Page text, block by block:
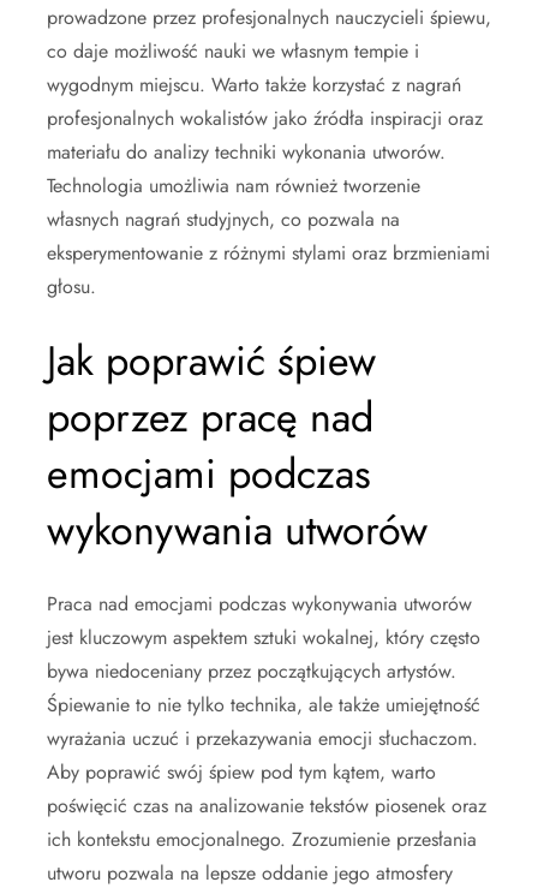
prowadzone przez profesjonalnych nauczycieli śpiewu,
co daje możliwość nauki we własnym tempie i
wygodnym miejscu. Warto także korzystać z nagrań
profesjonalnych wokalistów jako źródła inspiracji oraz
materiału do analizy techniki wykonania utworów.
Technologia umożliwia nam również tworzenie
własnych nagrań studyjnych, co pozwala na
eksperymentowanie z różnymi stylami oraz brzmieniami
głosu.
Jak poprawić śpiew
poprzez pracę nad
emocjami podczas
wykonywania utworów
Praca nad emocjami podczas wykonywania utworów
jest kluczowym aspektem sztuki wokalnej, który często
bywa niedoceniany przez początkujących artystów.
Śpiewanie to nie tylko technika, ale także umiejętność
wyrażania uczuć i przekazywania emocji słuchaczom.
Aby poprawić swój śpiew pod tym kątem, warto
poświęcić czas na analizowanie tekstów piosenek oraz
ich kontekstu emocjonalnego. Zrozumienie przesłania
utworu pozwala na lepsze oddanie jego atmosfery